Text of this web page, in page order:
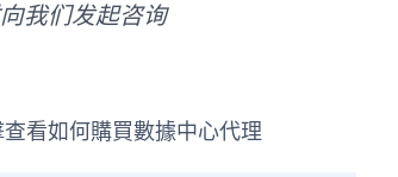
我们发起咨询
看如何購買數據中心代理